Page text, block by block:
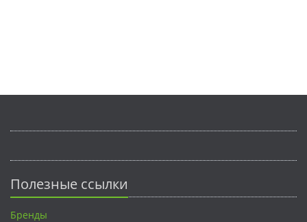
Полезные ссылки
Бренды